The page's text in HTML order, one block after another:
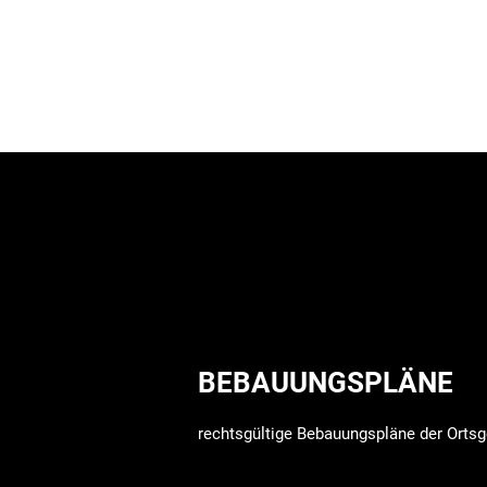
BEBAUUNGSPLÄNE
rechtsgültige Bebauungspläne der